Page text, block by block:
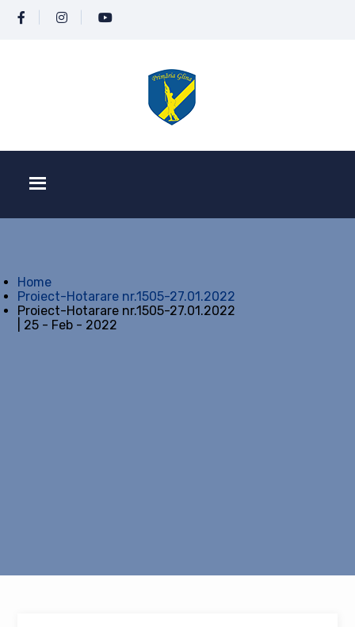
Home
Proiect-Hotarare nr.1505-27.01.2022
Proiect-Hotarare nr.1505-27.01.2022
| 25 - Feb - 2022